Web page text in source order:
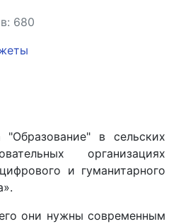
680
в сельских
организациях
и гуманитарного
они нужны современным